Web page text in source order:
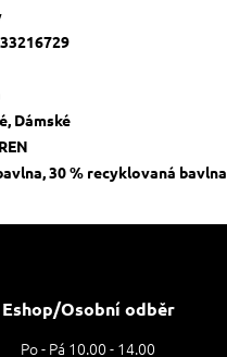
Dámské
30 % recyklovaná bavlna
Eshop/Osobní odběr
Po - Pá 10.00 - 14.00